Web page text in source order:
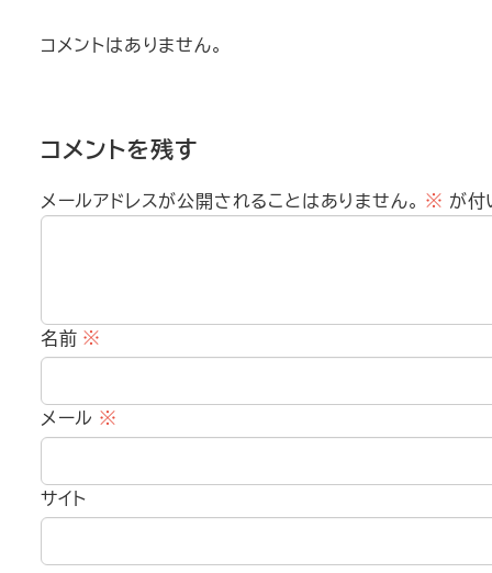
コメントはありません。
コメントを残す
メールアドレスが公開されることはありません。 ※ が付
名前 ※
メール ※
サイト